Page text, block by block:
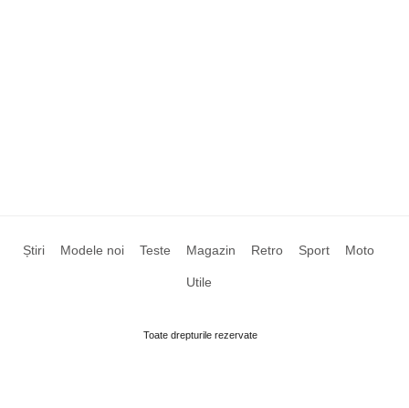
Știri Modele noi Teste Magazin Retro Sport Moto
Utile
Toate drepturile rezervate